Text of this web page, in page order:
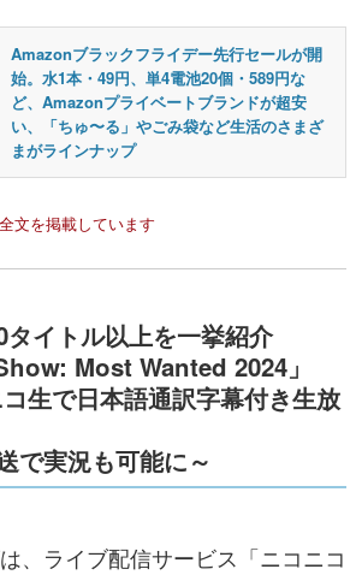
Amazonブラックフライデー先行セールが開
始。水1本・49円、単4電池20個・589円な
ど、Amazonプライベートブランドが超安
い、「ちゅ〜る」やごみ袋など生活のさまざ
まがラインナップ
文を掲載しています
イトル以上を一挙紹介
Most Wanted 2024」
生で日本語通訳字幕付き生放
で実況も可能に～
、ライブ配信サービス「ニコニコ